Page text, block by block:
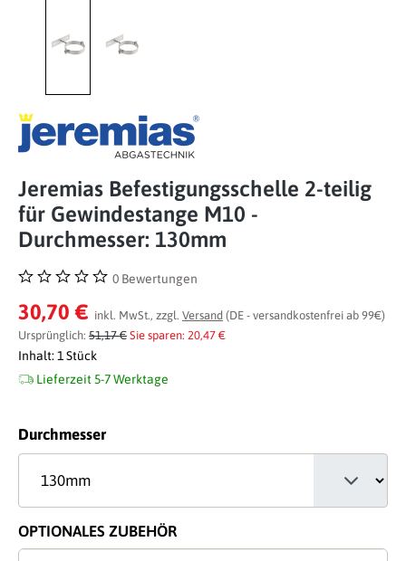
Jeremias Befestigungsschelle 2-teilig
für Gewindestange M10 -
Durchmesser: 130mm
Durchschnittliche Bewertung von 0 von 5 Sternen
0 Bewertungen
30,70 € inkl. MwSt., zzgl. Versand (DE - versandkostenfrei ab 99€)
Ursprünglich: 51,17 € Sie sparen: 20,47 €
Inhalt: 1 Stück
Lieferzeit 5-7 Werktage
Durchmesserauswählen
OPTIONALES ZUBEHÖR